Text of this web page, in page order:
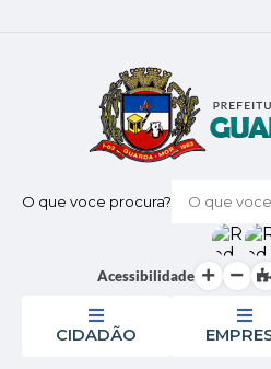
O que voce procura?
Acessibilidade
CIDADÃO